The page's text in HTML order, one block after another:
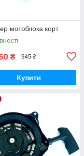
мотоблока корт
₴ 945 ₴
Купити